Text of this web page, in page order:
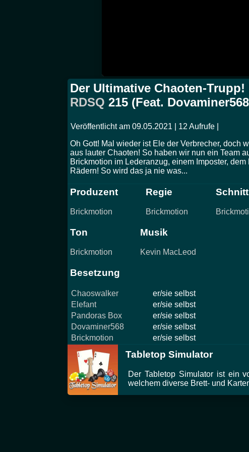
Der Ultimative Chaoten-
RDSQ 215 (Feat.
Veröffentlicht am 09.05.2021 | 12 Aufrufe |
Oh Gott! Mal wieder ist Ele der Verbrecher, doch
aus lauter Chaoten! So haben wir nun ein Team
Brickmotion im Lederanzug, einem Imposter,
Rädern! So wird das ja nie was...
Produzent
Brickmotion
Regie
Brickmotion
Schnitt
Ton
Brickmotion
Musik
Kevin MacLeod
Besetzung
Chaoswalker
er/sie selbst
Elefant
er/sie selbst
Pandoras Box
er/sie selbst
Dovaminer568
er/sie selbst
Brickmotion
er/sie selbst
Tabletop Simulator
Der Tabletop Simulator ist ein
welchem diverse Brett- und